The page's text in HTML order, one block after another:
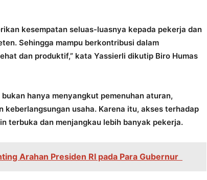
kesempatan seluas-luasnya kepada pekerja dan
Sehingga mampu berkontribusi dalam
dan produktif,” kata Yassierli dikutip Biro Humas
hanya menyangkut pemenuhan aturan,
keberlangsungan usaha. Karena itu, akses terhadap
terbuka dan menjangkau lebih banyak pekerja.
Arahan Presiden RI pada Para Gubernur